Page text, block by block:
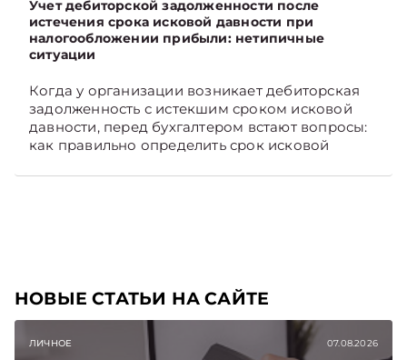
TelegramViber
Учет дебиторской задолженности после
истечения срока исковой давности при
налогообложении прибыли: нетипичные
ситуации
Когда у организации возникает дебиторская
задолженность с истекшим сроком исковой
давности, перед бухгалтером встают вопросы:
как правильно определить срок исковой
задолженность. Рассмотрим это на
НОВЫЕ СТАТЬИ НА САЙТЕ
ЛИЧНОЕ 07.08.2026